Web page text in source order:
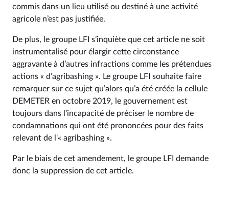
commis dans un lieu utilisé ou destiné à une activité
agricole n’est pas justifiée.
De plus, le groupe LFI s’inquiète que cet article ne soit
instrumentalisé pour élargir cette circonstance
aggravante à d’autres infractions comme les prétendues
actions « d’agribashing ». Le groupe LFI souhaite faire
remarquer sur ce sujet qu’alors qu’a été créée la cellule
DEMETER en octobre 2019, le gouvernement est
toujours dans l’incapacité de préciser le nombre de
condamnations qui ont été prononcées pour des faits
relevant de l'« agribashing ».
Par le biais de cet amendement, le groupe LFI demande
donc la suppression de cet article.